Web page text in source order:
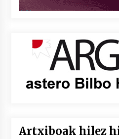
Artxiboak hilez